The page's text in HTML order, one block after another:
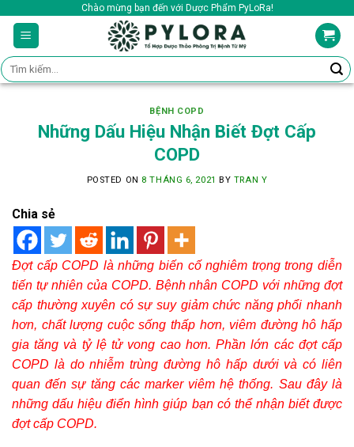
content
Chào mừng bạn đến với Dược Phẩm PyLoRa!
Tìm
kiếm:
BỆNH COPD
Những Dấu Hiệu Nhận Biết Đợt Cấp
COPD
POSTED ON 8 THÁNG 6, 2021 BY TRAN Y
Chia sẻ
Đợt cấp COPD là những biến cố nghiêm trọng trong diễn
tiến tự nhiên của COPD. Bệnh nhân COPD với những đợt
cấp thường xuyên có sự suy giảm chức năng phổi nhanh
hơn, chất lượng cuộc sống thấp hơn, viêm đường hô hấp
gia tăng và tỷ lệ tử vong cao hơn. Phần lớn các đợt cấp
COPD là do nhiễm trùng đường hô hấp dưới và có liên
quan đến sự tăng các marker viêm hệ thống. Sau đây là
những dấu hiệu điển hình giúp bạn có thể nhận biết được
đợt cấp COPD.